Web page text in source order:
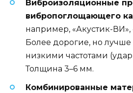
Виброизоляционные
вибропоглощающего
например, «Акустик-ВИ»,
Более дорогие, но лучше
низкими частотами
Толщина 3–6 мм.
Комбинированные